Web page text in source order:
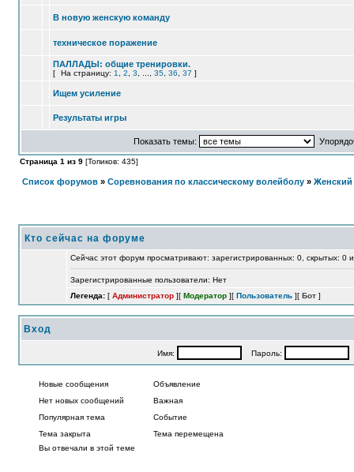
В новую женскую команду
техническое поражение
ПАЛЛАДЫ: общие тренировки.
[ На страницу: 1 2 3 35 36 37 ]
Ищем усиление
Результаты игры
Показать темы:
Страница 1 из 9 [Топиков: 435]
Список форумов » Соревнования по классическому волейболу » Женский
Кто сейчас на форуме
Сейчас этот форум просматривают: зарегистрированных: 0, скрытых: 0
Зарегистрированные пользователи: Нет
Легенда: [ Администратор ][ Модератор ][ Пользователь ][ Бот ]
Вход
Имя: Пароль:
Новые сообщения
Объявление
Нет новых сообщений
Важная
Популярная тема
Событие
Тема закрыта
Тема перемещена
Вы отвечали в этой теме